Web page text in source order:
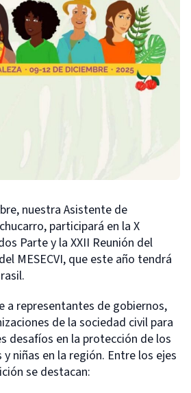
nuestra Asistente de
participará en la X
Parte y la XXII Reunión del
MESECVI, que este año tendrá
a representantes de gobiernos,
de la sociedad civil para
desafíos en la protección de los
niñas en la región. Entre los ejes
se destacan: